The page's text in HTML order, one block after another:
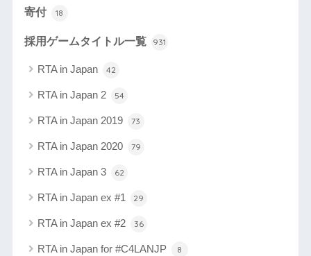
寄付 18
採用ゲームタイトル一覧 931
RTA in Japan 42
RTA in Japan 2 54
RTA in Japan 2019 73
RTA in Japan 2020 79
RTA in Japan 3 62
RTA in Japan ex #1 29
RTA in Japan ex #2 36
RTA in Japan for #C4LANJP 8